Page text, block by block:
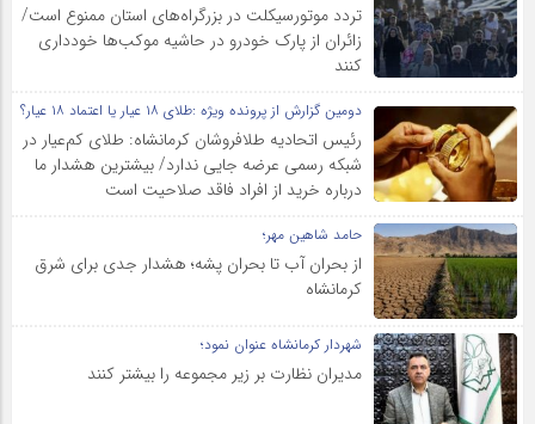
تردد موتورسیکلت در بزرگراه‌های استان ممنوع است/
زائران از پارک خودرو در حاشیه موکب‌ها خودداری
کنند
دومین گزارش از پرونده ویژه :طلای ۱۸ عیار یا اعتماد ۱۸ عیار؟
رئیس اتحادیه طلافروشان کرمانشاه: طلای کم‌عیار در
شبکه رسمی عرضه جایی ندارد/ بیشترین هشدار ما
درباره خرید از افراد فاقد صلاحیت است
حامد شاهین مهر؛
از بحران آب تا بحران پشه؛ هشدار جدی برای شرق
کرمانشاه
شهردار کرمانشاه عنوان نمود؛
مدیران نظارت بر زیر مجموعه را بیشتر کنند